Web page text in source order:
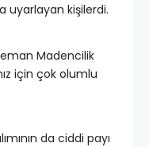
uyarlayan kişilerdi.
Madencilik
için çok olumlu
da ciddi payı